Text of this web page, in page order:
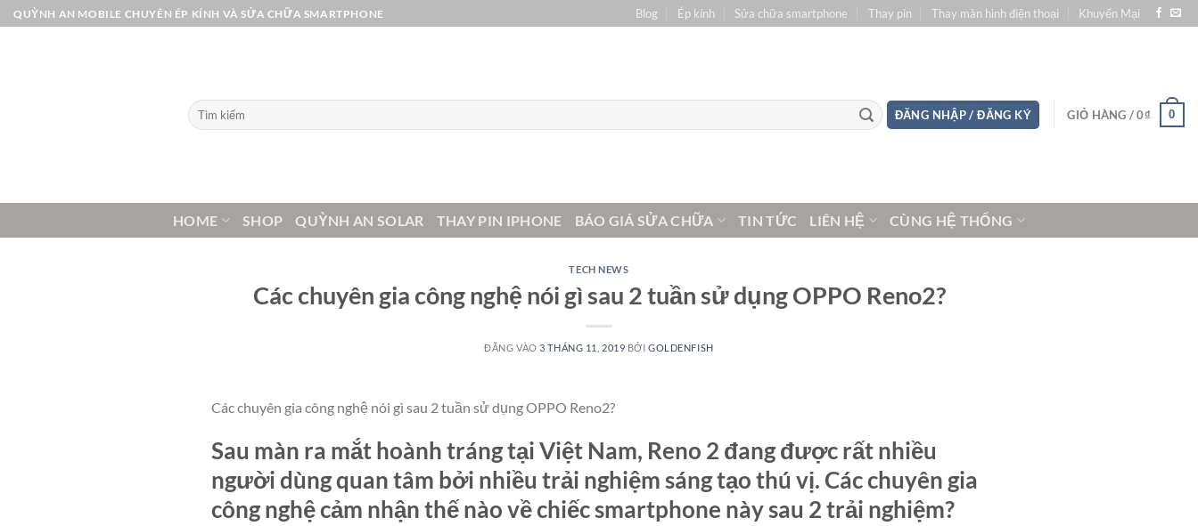
Bỏ
qua
QUỲNH AN MOBILE CHUYÊN ÉP KÍNH VÀ SỬA CHỮA SMARTPHONE Blog Ép kính Sửa chữa smartphone Thay pin Thay màn hình điện thoại Khuyến Mại
Tìm
kiếm:
ĐĂNG NHẬP / ĐĂNG KÝ GIỎ HÀNG /0₫ 0
HOME SHOP QUỲNH AN SOLAR THAY PIN IPHONE BÁO GIÁ SỬA CHỮA TIN TỨC LIÊN HỆ CÙNG HỆ THỐNG
TECH NEWS
Các chuyên gia công nghệ nói gì sau 2 tuần sử dụng OPPO Reno2?
ĐĂNG VÀO 3 THÁNG 11, 2019 BỞIGOLDENFISH
Các chuyên gia công nghệ nói gì sau 2 tuần sử dụng OPPO Reno2?
Sau màn ra mắt hoành tráng tại Việt Nam, Reno 2 đang được rất nhiều
người dùng quan tâm bởi nhiều trải nghiệm sáng tạo thú vị. Các chuyên gia
công nghệ cảm nhận thế nào về chiếc smartphone này sau 2 trải nghiệm?